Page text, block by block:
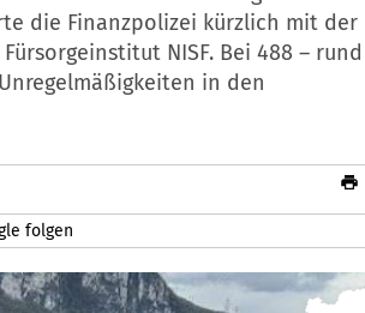
die Finanzpolizei kürzlich mit der
NISF. Bei 488 – rund
in den
folgen